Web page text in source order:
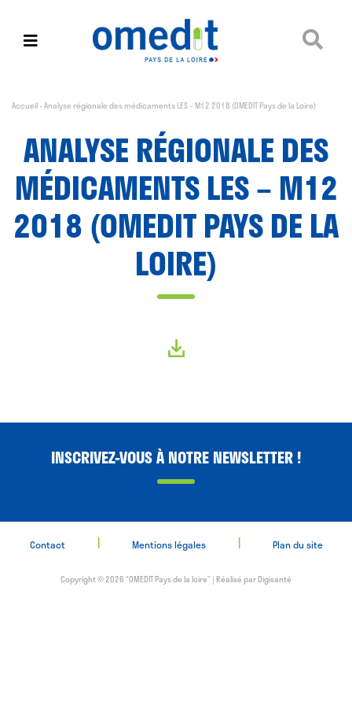
Accueil-Analyse régionale des médicaments LES – M12 2018 (OMEDIT Pays de la Loire)
ANALYSE RÉGIONALE DES
MÉDICAMENTS LES – M12
2018 (OMEDIT PAYS DE LA
LOIRE)
INSCRIVEZ-VOUS À NOTRE NEWSLETTER !
Contact | Mentions légales | Plan du site
Copyright © 2026 “OMEDIT Pays de la loire” | Réalisé parDigisanté